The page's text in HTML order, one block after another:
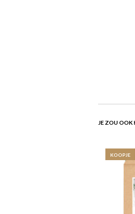
JE ZOU OOK
KOOPJE